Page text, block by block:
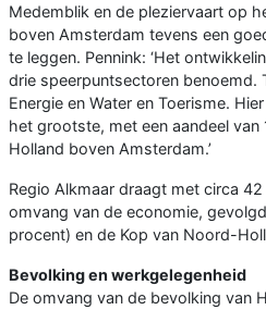
Medemblik en de pleziervaart op
boven Amsterdam tevens een
te leggen. Pennink: ‘Het
drie speerpuntsectoren benoemd.
Energie en Water en Toerisme.
het grootste, met een aandeel van
Holland boven Amsterdam.’
Regio Alkmaar draagt met circa
omvang van de economie,
procent) en de Kop van Noord-
Bevolking en werkgelegenheid
De omvang van de bevolking van